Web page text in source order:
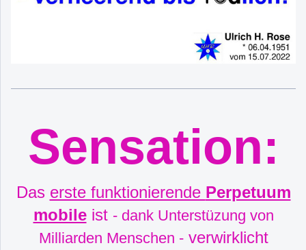
Sensation:
Das erste funktionierende Perpetuum
mobileist - dank Unterstüzung von
Milliarden Menschen -verwirklicht